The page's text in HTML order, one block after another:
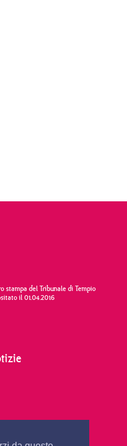
stampa del Tribunale di Tempio
il 01.04.2016